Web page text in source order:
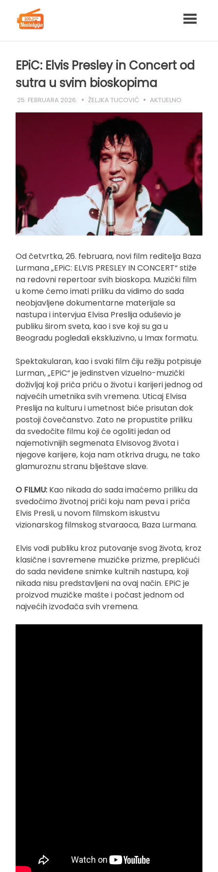
content
EPiC: Elvis Presley in Concert od
sutra u svim bioskopima
25. FEBRUARA 2026. ŽELJKA TUCOVIĆ AKTUELNO
Od četvrtka, 26. februara, novi film reditelja Baza
Lurmana „EPiC: ELVIS PRESLEY IN CONCERT“ stiže
na redovni repertoar svih bioskopa. Muzički film
u kome ćemo imati priliku da vidimo do sada
neobjavljene dokumentarne materijale sa
nastupa i intervjua Elvisa Preslija oduševio je
publiku širom sveta, kao i sve koji su ga u
Beogradu pogledali ekskluzivno, u Imax formatu.
Spektakularan, kao i svaki film čiju režiju potpisuje
Lurman, „EPiC“ je jedinstven vizuelno-muzički
doživljaj koji priča priču o životu i karijeri jednog od
najvećih umetnika svih vremena. Uticaj Elvisa
Preslija na kulturu i umetnost biće prisutan dok
postoji čovečanstvo. Zato ne propustite priliku
da svedočite filmu koji će ogoliti jedan od
najemotivnijih segmenata Elvisovog života i
njegove karijere, koja nam otkriva drugu, ne tako
glamuroznu stranu blještave slave.
O FILMU: Kao nikada do sada imaćemo priliku da
svedočimo životnoj priči koju nam peva i priča
Elvis Presli, u novom filmskom iskustvu
vizionarskog filmskog stvaraoca, Baza Lurmana.
Elvis vodi publiku kroz putovanje svog života, kroz
klasične i savremene muzičke prizme, preplićući
do sada neviđene snimke kultnih nastupa, koji
nikada nisu predstavljeni na ovaj način. EPiC je
proizvod muzičke mašte i počast jednom od
najvećih izvođača svih vremena.